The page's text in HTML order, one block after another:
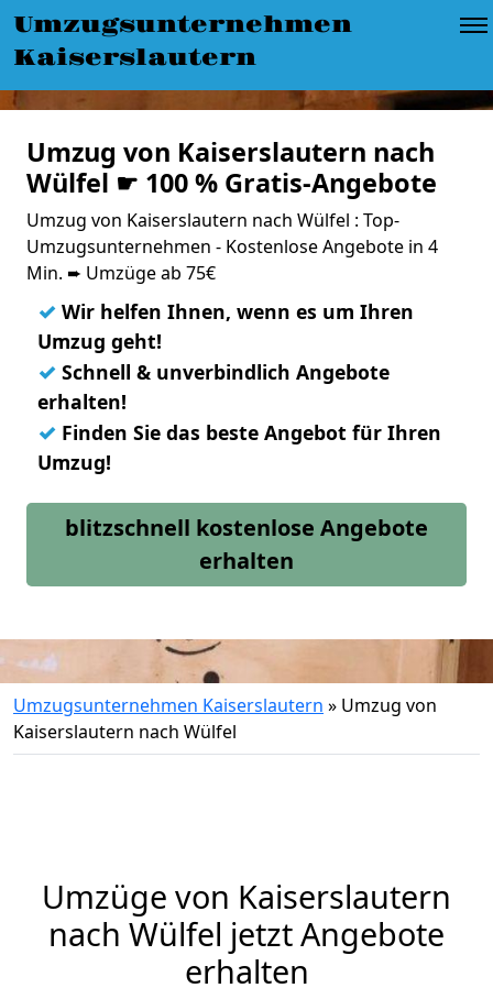
Umzugsunternehmen
Kaiserslautern
Umzug von Kaiserslautern nach
Wülfel ☛ 100 % Gratis-Angebote
Umzug von Kaiserslautern nach Wülfel : Top-
Umzugsunternehmen - Kostenlose Angebote in 4
Min. ➨ Umzüge ab 75€
✓ Wir helfen Ihnen, wenn es um Ihren
Umzug geht!
✓ Schnell & unverbindlich Angebote
erhalten!
✓ Finden Sie das beste Angebot für Ihren
Umzug!
blitzschnell kostenlose Angebote
erhalten
Umzugsunternehmen Kaiserslautern » Umzug von
Kaiserslautern nach Wülfel
Umzüge von Kaiserslautern
nach Wülfel jetzt Angebote
erhalten